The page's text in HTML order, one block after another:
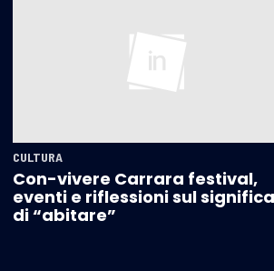
CULTURA
Con-vivere Carrara festival,
eventi e riflessioni sul
di “abitare”